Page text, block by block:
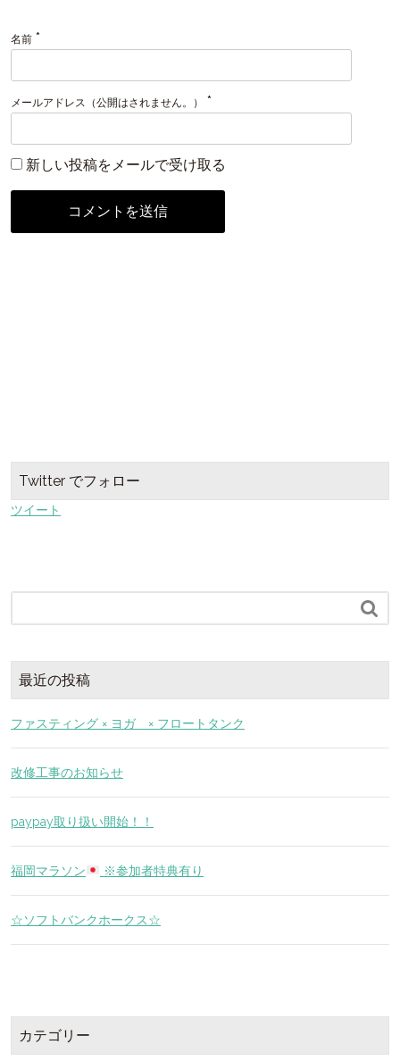
名前 *
メールアドレス（公開はされません。） *
新しい投稿をメールで受け取る
Twitter でフォロー
ツイート

最近の投稿
ファスティング × ヨガ × フロートタンク
改修工事のお知らせ
paypay取り扱い開始！！
福岡マラソン ※参加者特典有り
☆ソフトバンクホークス☆
カテゴリー